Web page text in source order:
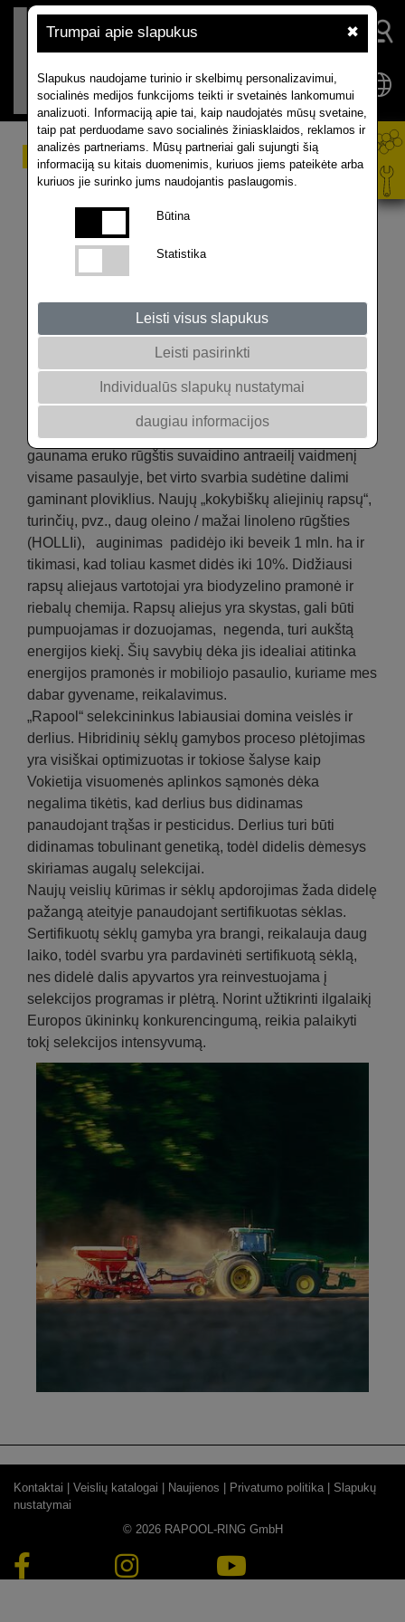
Trumpai apie slapukus ✖
Slapukus naudojame turinio ir skelbimų personalizavimui,
socialinės medijos funkcijoms teikti ir svetainės lankomumui
analizuoti. Informaciją apie tai, kaip naudojatės mūsų svetaine,
taip pat perduodame savo socialinės žiniasklaidos, reklamos ir
analizės partneriams. Mūsų partneriai gali sujungti šią
informaciją su kitais duomenimis, kuriuos jiems pateikėte arba
kuriuos jie surinko jums naudojantis paslaugomis.
Būtina
Statistika
Leisti visus slapukus
Leisti pasirinkti
Individualūs slapukų nustatymai
daugiau informacijos
Selekcijos pažanga
aiškėja
„Rapool“ partneriai, užsiimantys aliejinių rapsų
selekcija, orientuojasi į šiuos tris tikslus: derlių, kokybę
ir kokybės selekcija būtų sėkmingesnė nei aliejinių
Rapsų selekcija turi senas tradicijas, kurios
aliejinių rapsų augalus pavertė svarbia žemės ūkio
„0“ ar net „00“ aliejinių rapsų korekcija leidžia naudoti
rapsų aliejų ir miltus įvairiems tikslams. Iš rapsų
gaunama eruko rūgštis suvaidino antraeilį vaidmenį
visame pasaulyje, bet virto svarbia sudėtine dalimi
gaminant ploviklius. Naujų „kokybiškų aliejinių rapsų“,
turinčių, pvz., daug oleino / mažai linoleno rūgšties
(HOLLIi), auginimas padidėjo iki beveik 1 mln. ha ir
tikimasi, kad toliau kasmet didės iki 10%. Didžiausi
rapsų aliejaus vartotojai yra biodyzelino pramonė ir
riebalų chemija. Rapsų aliejus yra skystas, gali būti
pumpuojamas ir dozuojamas, negenda, turi aukštą
energijos kiekį. Šių savybių dėka jis idealiai atitinka
energijos pramonės ir mobiliojo pasaulio, kuriame mes
dabar gyvename, reikalavimus.
„Rapool“ selekcininkus labiausiai domina veislės ir
derlius. Hibridinių sėklų gamybos proceso plėtojimas
yra visiškai optimizuotas ir tokiose šalyse kaip
Vokietija visuomenės aplinkos sąmonės dėka
negalima tikėtis, kad derlius bus didinamas
panaudojant trąšas ir pesticidus. Derlius turi būti
didinamas tobulinant genetiką, todėl didelis dėmesys
skiriamas augalų selekcijai.
Naujų veislių kūrimas ir sėklų apdorojimas žada didelę
pažangą ateityje panaudojant sertifikuotas sėklas.
Sertifikuotų sėklų gamyba yra brangi, reikalauja daug
laiko, todėl svarbu yra pardavinėti sertifikuotą sėklą,
nes didelė dalis apyvartos yra reinvestuojama į
selekcijos programas ir plėtrą. Norint užtikrinti ilgalaikį
Europos ūkininkų konkurencingumą, reikia palaikyti
tokį selekcijos intensyvumą.
Kontaktai | Veislių katalogai | Naujienos | Privatumo politika | Slapukų
nustatymai
© 2026 RAPOOL-RING GmbH